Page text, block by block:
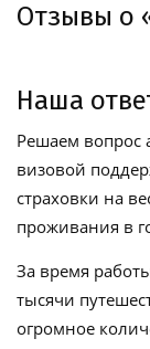
Отзывы о
Наша
Решаем вопрос
визовой
страховки на
проживания в
За время
тысячи
огромное